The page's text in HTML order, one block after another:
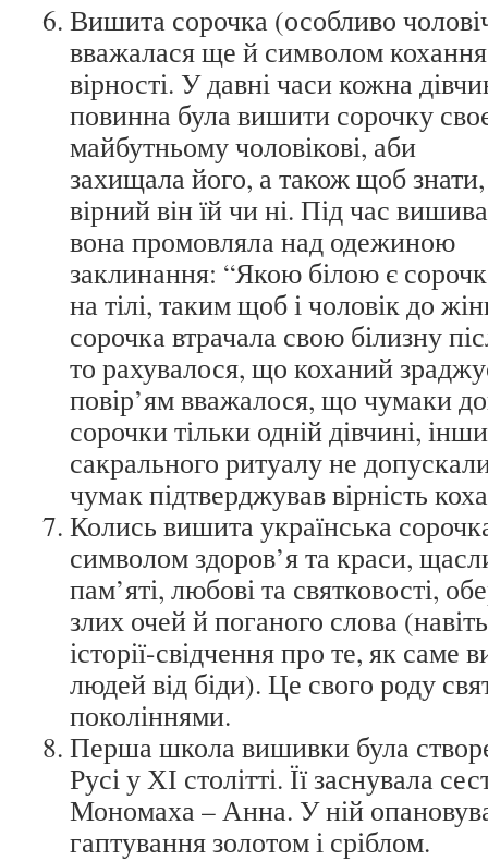
Вишита сорочка (особливо
вважалася ще й символом
вірності. У давні часи кожна
повинна була вишити сорочку
майбутньому чоловікові, аби
захищала його, а також щоб знати,
вірний він їй чи ні. Під час
вона промовляла над одежиною
заклинання: “Якою білою є
на тілі, таким щоб і чоловік до
сорочка втрачала свою білизну
то рахувалося, що коханий
повір’ям вважалося, що чумаки
сорочки тільки одній дівчині,
сакрального ритуалу не
чумак підтверджував вірність
Колись вишита українська
символом здоров’я та краси,
пам’яті, любові та святковості,
злих очей й поганого слова
історії-свідчення про те, як саме
людей від біди). Це свого роду
поколіннями.
Перша школа вишивки була
Русі у ХІ столітті. Її заснувала
Мономаха – Анна. У ній
гаптування золотом і сріблом.